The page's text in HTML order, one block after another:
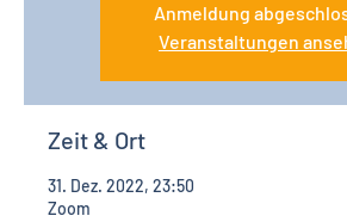
Anmeldung
Veranstaltungen
Zeit & Ort
31. Dez. 2022, 23:50
Zoom